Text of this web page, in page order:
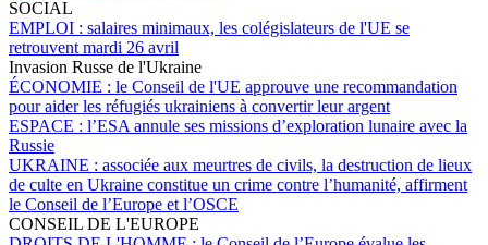
SOCIAL
EMPLOI : salaires minimaux, les colégislateurs de l'UE se
retrouvent mardi 26 avril
Invasion Russe de l'Ukraine
ÉCONOMIE : le Conseil de l'UE approuve une recommandation
pour aider les réfugiés ukrainiens à convertir leur argent
ESPACE : l’ESA annule ses missions d’exploration lunaire avec la
Russie
UKRAINE : associée aux meurtres de civils, la destruction de lieux
de culte en Ukraine constitue un crime contre l’humanité, affirment
le Conseil de l’Europe et l’OSCE
CONSEIL DE L'EUROPE